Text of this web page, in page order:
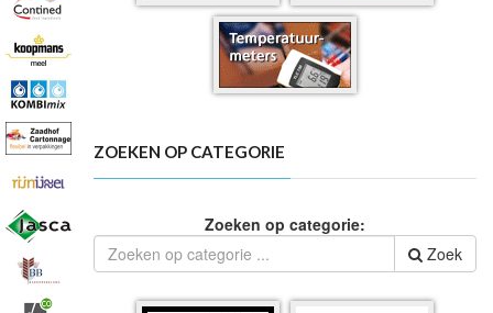
ZOEKEN OP CATEGORIE
Zoeken op categorie:
Zoek